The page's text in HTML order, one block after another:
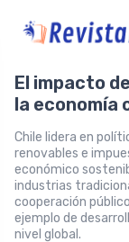
El impacto
la economía
Chile lidera en
renovables e
económico
industrias
cooperación
ejemplo de
nivel global.